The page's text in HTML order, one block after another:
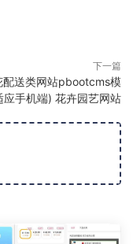
下一篇
配送类网站pbootcms模
应手机端) 花卉园艺网站